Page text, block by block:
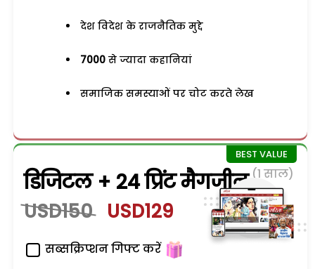
देश विदेश के राजनैतिक मुद्दे
7000 से ज्यादा कहानियां
समाजिक समस्याओं पर चोट करते लेख
डिजिटल + 24 प्रिंट मैगजीन (1 साल)
USD150 USD129
सब्सक्रिप्शन गिफ्ट करें